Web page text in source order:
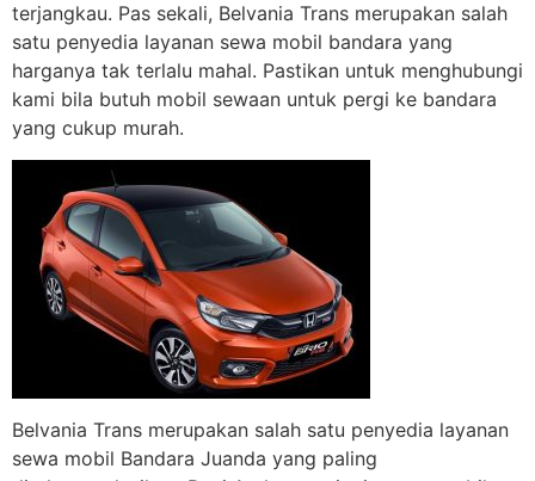
terjangkau. Pas sekali, Belvania Trans merupakan salah
satu penyedia layanan sewa mobil bandara yang
harganya tak terlalu mahal. Pastikan untuk menghubungi
kami bila butuh mobil sewaan untuk pergi ke bandara
yang cukup murah.
Belvania Trans merupakan salah satu penyedia layanan
sewa mobil Bandara Juanda yang paling